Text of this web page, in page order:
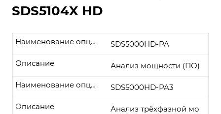
SDS5104X HD
SDS5000HD-PA
Наименование опции
Анализ мощности (ПО)
Описание
SDS5000HD-PA3
Наименование опции
Анализ трёхфазной мо
Описание